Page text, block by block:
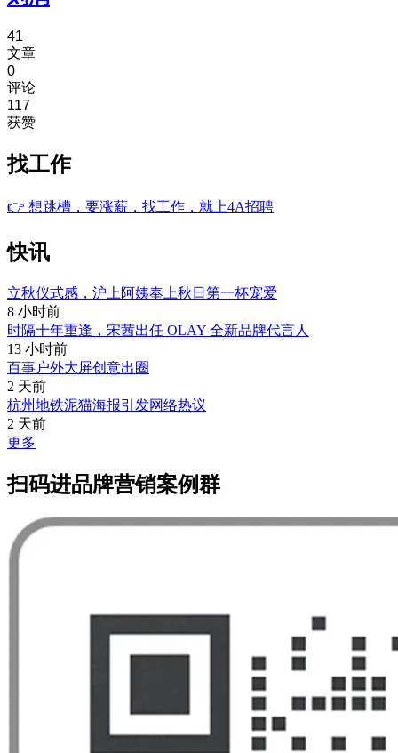
41
文章
0
评论
117
获赞
找工作
👉 想跳槽，要涨薪，找工作，就上4A招聘
快讯
立秋仪式感，沪上阿姨奉上秋日第一杯宠爱
8 小时前
时隔十年重逢，宋茜出任 OLAY 全新品牌代言人
13 小时前
百事户外大屏创意出圈
2 天前
杭州地铁泥猫海报引发网络热议
2 天前
更多
扫码进品牌营销案例群